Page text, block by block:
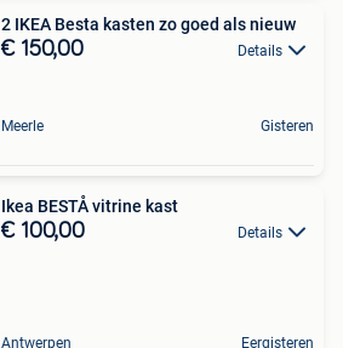
2 IKEA Besta kasten zo goed als nieuw
€ 150,00 Details
Meerle Gisteren
Ikea BESTÅ vitrine kast
€ 100,00 Details
Antwerpen Eergisteren